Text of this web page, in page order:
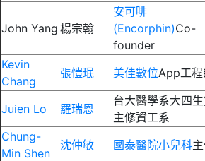
John Yang 楊宗翰
安可啡
(Encorphin)Co-
founder
Kevin
Chang
張愷珉 美佳數位App工
Juien Lo
羅瑞恩
台大醫學系大四
主修資工系
Chung-
Min Shen
沈仲敏 國泰醫院小兒科